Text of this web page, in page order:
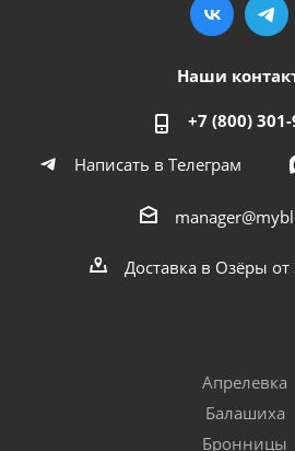
Наши
+7 (800)
Написать в Телеграм
Доставка в Озёры
Апрелевка
Балашиха
Бронницы